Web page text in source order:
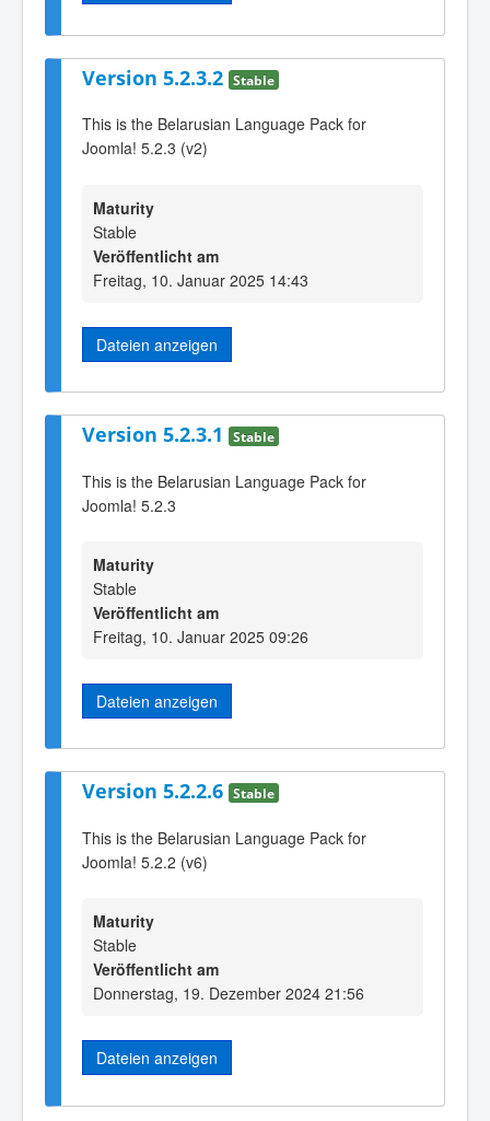
Version 5.2.3.2 Stable
This is the Belarusian Language Pack for
Joomla! 5.2.3 (v2)
Maturity
Stable
Veröffentlicht am
Freitag, 10. Januar 2025 14:43
Dateien anzeigen
Version 5.2.3.1 Stable
This is the Belarusian Language Pack for
Joomla! 5.2.3
Maturity
Stable
Veröffentlicht am
Freitag, 10. Januar 2025 09:26
Dateien anzeigen
Version 5.2.2.6 Stable
This is the Belarusian Language Pack for
Joomla! 5.2.2 (v6)
Maturity
Stable
Veröffentlicht am
Donnerstag, 19. Dezember 2024 21:56
Dateien anzeigen